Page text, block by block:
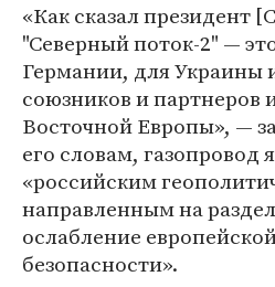
«Как сказал президент
"Северный поток-2" —
Германии, для Украины
союзников и партнеров
Восточной Европы», —
его словам, газопровод
«российским
направленным на
ослабление
безопасности».